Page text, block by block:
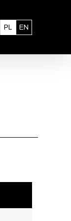
PL Polski
ENEnglish